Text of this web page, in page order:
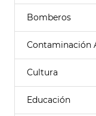
Bomberos
Contaminación
Cultura
Educación